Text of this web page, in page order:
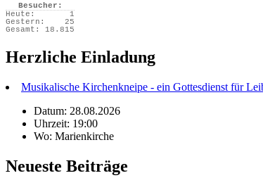
Besucher:
Heute:
1
Gestern:
25
Gesamt:
18.815
Herzliche Einladung
Musikalische Kirchenkneipe - ein Gottesdienst für
Datum: 28.08.2026
Uhrzeit: 19:00
Wo: Marienkirche
Neueste Beiträge